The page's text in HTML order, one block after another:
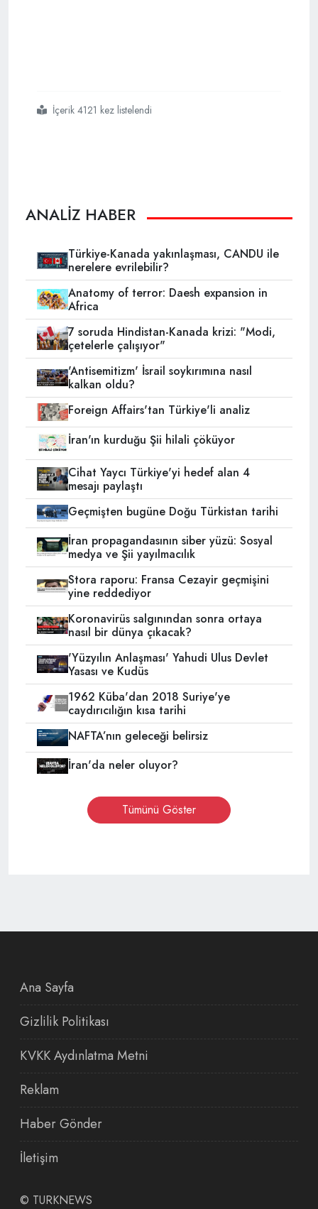
#almanya nın
#derdi
#ne İçerik 4121 kez listelendi
ANALİZ HABER
Türkiye-Kanada yakınlaşması, CANDU ile
nerelere evrilebilir?
Anatomy of terror: Daesh expansion in
Africa
7 soruda Hindistan-Kanada krizi: "Modi,
çetelerle çalışıyor"
'Antisemitizm' İsrail soykırımına nasıl
kalkan oldu?
Foreign Affairs'tan Türkiye'li analiz
İran'ın kurduğu Şii hilali çöküyor
Cihat Yaycı Türkiye'yi hedef alan 4
mesajı paylaştı
Geçmişten bugüne Doğu Türkistan tarihi
İran propagandasının siber yüzü: Sosyal
medya ve Şii yayılmacılık
Stora raporu: Fransa Cezayir geçmişini
yine reddediyor
Koronavirüs salgınından sonra ortaya
nasıl bir dünya çıkacak?
'Yüzyılın Anlaşması' Yahudi Ulus Devlet
Yasası ve Kudüs
1962 Küba'dan 2018 Suriye'ye
caydırıcılığın kısa tarihi
NAFTA’nın geleceği belirsiz
İran'da neler oluyor?
Tümünü Göster
Ana Sayfa
Gizlilik Politikası
KVKK Aydınlatma Metni
Reklam
Haber Gönder
İletişim
© TURKNEWS